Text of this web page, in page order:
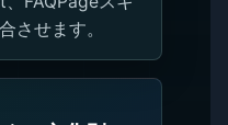
させます。